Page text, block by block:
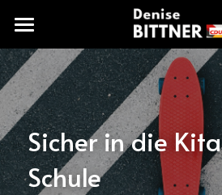
START
IMPRESSUM
KONTAKT
Sicher in die
Schule